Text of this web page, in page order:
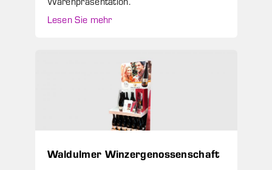
Lesen Sie mehr
Waldulmer Winzergenossenschaft